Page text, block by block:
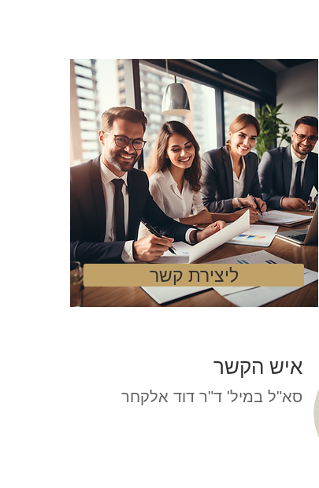
ליצירת קשר
איש הקשר
סא"ל במיל' ד"ר דוד אלקחר